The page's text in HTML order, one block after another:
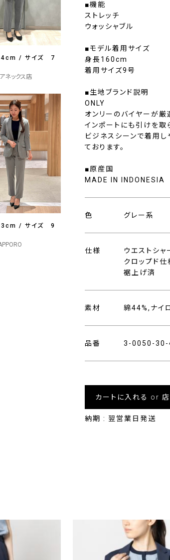
■機能
ストレッチ
ウォッシャブル
■モデル着用サイズ
身長160cm
着用サイズ9号
■生地ブランド説明
ONLY
オンリーのバイヤーが厳
インポートにも引けを取
ビジネスシーンで着用
ております。
■原産国
MADE IN INDONESIA
色 グレー系
仕様
ウエストシャ
クロップド
裾上げ済
素材 綿44%,ナイ
品番 3-0050-30-
カートに入れる or
納期 : 翌営業日発送
/ サイズ 7
ネックス店
/ サイズ 9